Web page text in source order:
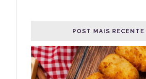
POST MAIS RECENTE